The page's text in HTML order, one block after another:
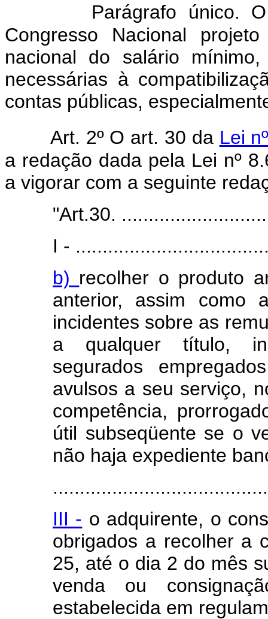
Parágrafo único.
Congresso Nacional
nacional do salário
necessárias à
contas públicas,
Art. 2º O art. 30 da Lei
a redação dada pela Lei nº
a vigorar com a seguinte
"Art.30.
I -
b) recolher o produto
anterior, assim como
incidentes sobre as
a qualquer título,
segurados
avulsos a seu serviço,
competência,
útil subseqüente se o
não haja expediente
III - o adquirente, o
obrigados a recolher a
25, até o dia 2 do mês
venda ou
estabelecida em